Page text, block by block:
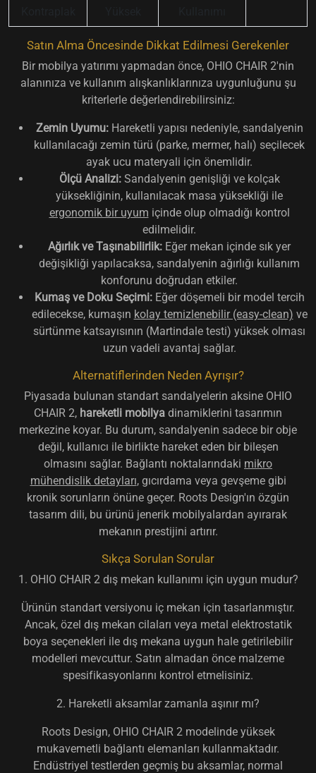
Satın Alma Öncesinde Dikkat Edilmesi Gerekenler
Bir mobilya yatırımı yapmadan önce, OHIO CHAIR 2'nin
alanınıza ve kullanım alışkanlıklarınıza uygunluğunu şu
kriterlerle değerlendirebilirsiniz:
Zemin Uyumu:Hareketli yapısı nedeniyle, sandalyenin
kullanılacağı zemin türü (parke, mermer, halı) seçilecek
ayak ucu materyali için önemlidir.
Ölçü Analizi:Sandalyenin genişliği ve kolçak
yüksekliğinin, kullanılacak masa yüksekliği ile
ergonomik bir uyum içinde olup olmadığı kontrol
edilmelidir.
Ağırlık ve Taşınabilirlik: Eğer mekan içinde sık yer
değişikliği yapılacaksa, sandalyenin ağırlığı kullanım
konforunu doğrudan etkiler.
Kumaş ve Doku Seçimi:Eğer döşemeli bir model tercih
edilecekse, kumaşın kolay temizlenebilir (easy-clean) ve
sürtünme katsayısının (Martindale testi) yüksek olması
uzun vadeli avantaj sağlar.
Alternatiflerinden Neden Ayrışır?
Piyasada bulunan standart sandalyelerin aksine OHIO
CHAIR 2, hareketli mobilya dinamiklerini tasarımın
merkezine koyar. Bu durum, sandalyenin sadece bir obje
değil, kullanıcı ile birlikte hareket eden bir bileşen
olmasını sağlar. Bağlantı noktalarındaki mikro
mühendislik detayları, gıcırdama veya gevşeme gibi
kronik sorunların önüne geçer. Roots Design'ın özgün
tasarım dili, bu ürünü jenerik mobilyalardan ayırarak
mekanın prestijini artırır.
Sıkça Sorulan Sorular
1. OHIO CHAIR 2 dış mekan kullanımı için uygun mudur?
Ürünün standart versiyonu iç mekan için tasarlanmıştır.
Ancak, özel dış mekan cilaları veya metal elektrostatik
boya seçenekleri ile dış mekana uygun hale getirilebilir
modelleri mevcuttur. Satın almadan önce malzeme
spesifikasyonlarını kontrol etmelisiniz.
2. Hareketli aksamlar zamanla aşınır mı?
Roots Design, OHIO CHAIR 2 modelinde yüksek
mukavemetli bağlantı elemanları kullanmaktadır.
Endüstriyel testlerden geçmiş bu aksamlar, normal